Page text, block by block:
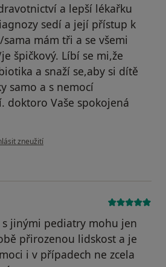
a lepší lékařku
sedí a její přístup k
mám tři a se všemi
špičkový. Líbí se mi,že
a snaží se,aby si dítě
samo a s nemocí
doktoro Vaše spokojená
názoru uživatele Váš účet byl odstraněn
zneužití
s jinými pediatry mohu jen
přirozenou lidskost a je
i v případech ne zcela